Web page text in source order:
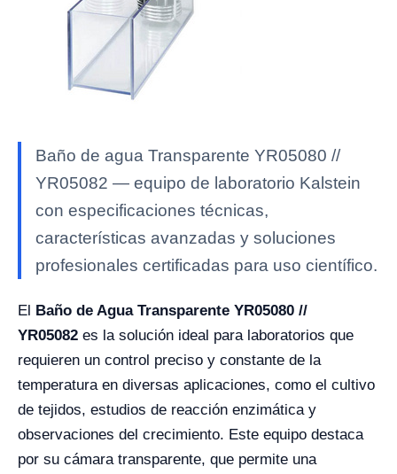
Baño de agua Transparente YR05080 //
YR05082 — equipo de laboratorio Kalstein
con especificaciones técnicas,
características avanzadas y soluciones
profesionales certificadas para uso científico.
El Baño de Agua Transparente YR05080 //
YR05082 es la solución ideal para laboratorios que
requieren un control preciso y constante de la
temperatura en diversas aplicaciones, como el cultivo
de tejidos, estudios de reacción enzimática y
observaciones del crecimiento. Este equipo destaca
por su cámara transparente, que permite una